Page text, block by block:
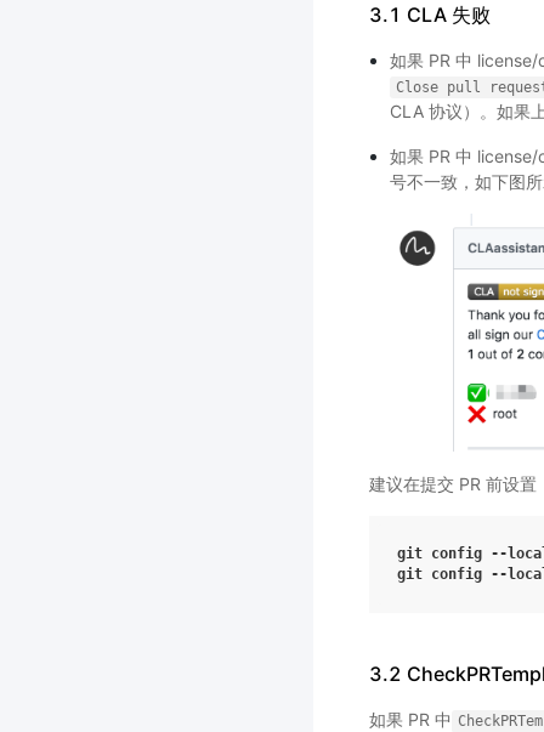
3.1 CLA 失败
如果 PR 中
Close pull
CLA 协议）。如果
如果 PR 中 license/
号不一致，如下图
建议在提交 PR 前设置
git config --
git config --
3.2
如果 PR 中